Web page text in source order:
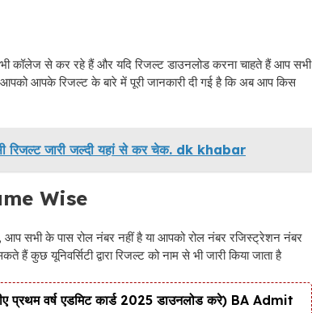
भी कॉलेज से कर रहे हैं और यदि रिजल्ट डाउनलोड करना चाहते हैं आप सभी
आपके रिजल्ट के बारे में पूरी जानकारी दी गई है कि अब आप किस
रिजल्ट जारी जल्दी यहां से कर चेक. dk khabar
Wise
सभी के पास रोल नंबर नहीं है या आपको रोल नंबर रजिस्ट्रेशन नंबर
यूनिवर्सिटी द्वारा रिजल्ट को नाम से भी जारी किया जाता है
वर्ष एडमिट कार्ड 2025 डाउनलोड करे) BA Admit